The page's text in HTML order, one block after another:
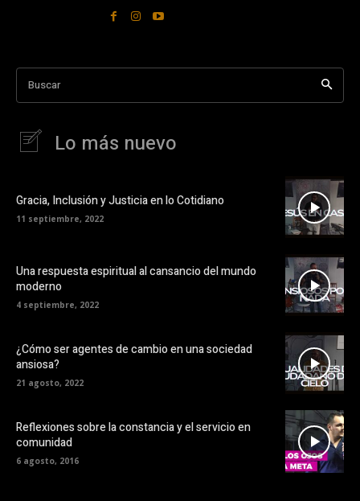
Buscar
Lo más nuevo
Gracia, Inclusión y Justicia en lo Cotidiano
11 septiembre, 2022
Una respuesta espiritual al cansancio del mundo
moderno
4 septiembre, 2022
¿Cómo ser agentes de cambio en una sociedad
ansiosa?
21 agosto, 2022
Reflexiones sobre la constancia y el servicio en
comunidad
6 agosto, 2016